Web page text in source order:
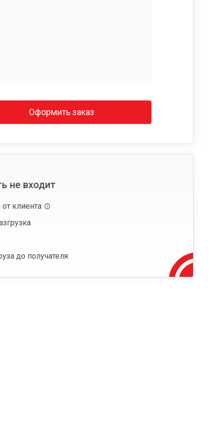
Оформить заказ
не входит
от клиента
до получателя